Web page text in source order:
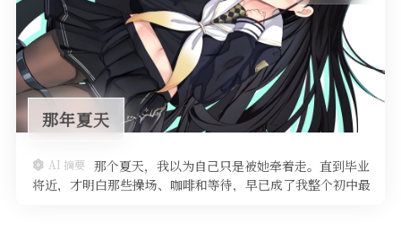
那年夏天
AI 摘要 那个夏天，我以为自己只是被她牵着走。直到毕业
将近，才明白那些操场、咖啡和等待，早已成了我整个初中最